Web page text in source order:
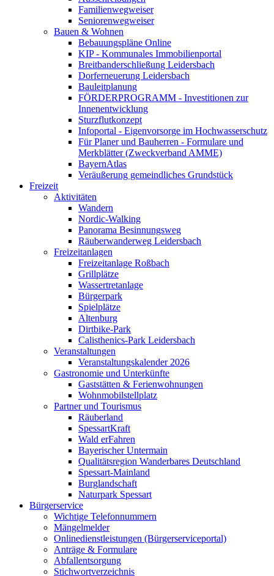
Familienwegweiser
Seniorenwegweiser
Bauen & Wohnen
Bebauungspläne Online
KIP - Kommunales Immobilienportal
Breitbanderschließung Leidersbach
Dorferneuerung Leidersbach
Bauleitplanung
FÖRDERPROGRAMM - Investitionen zur
Innenentwicklung
Sturzflutkonzept
Infoportal - Eigenvorsorge im Hochwasserschutz
Für Planer und Bauherren - Formulare und
Merkblätter (Zweckverband AMME)
BayernAtlas
Veräußerung gemeindliches Grundstück
Freizeit
Aktivitäten
Wandern
Nordic-Walking
Panorama Besinnungsweg
Räuberwanderweg Leidersbach
Freizeitanlagen
Freizeitanlage Roßbach
Grillplätze
Wassertretanlage
Bürgerpark
Spielplätze
Altenburg
Dirtbike-Park
Calisthenics-Park Leidersbach
Veranstaltungen
Veranstaltungskalender 2026
Gastronomie und Unterkünfte
Gaststätten & Ferienwohnungen
Wohnmobilstellplatz
Partner und Tourismus
Räuberland
SpessartKraft
Wald erFahren
Bayerischer Untermain
Qualitätsregion Wanderbares Deutschland
Spessart-Mainland
Burglandschaft
Naturpark Spessart
Bürgerservice
Wichtige Telefonnummern
Mängelmelder
Onlinedienstleistungen (Bürgerserviceportal)
Anträge & Formulare
Abfallentsorgung
Stichwortverzeichnis